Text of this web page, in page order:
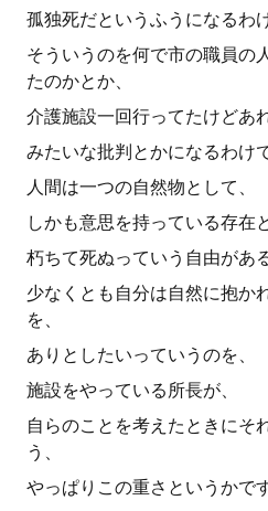
孤独死だというふうになるわ
そういうのを何で市の職員の
たのかとか、
介護施設一回行ってたけどあ
みたいな批判とかになるわけ
人間は一つの自然物として、
しかも意思を持っている存在
朽ちて死ぬっていう自由があ
少なくとも自分は自然に抱か
を、
ありとしたいっていうのを、
施設をやっている所長が、
自らのことを考えたときにそ
う、
やっぱりこの重さというかで